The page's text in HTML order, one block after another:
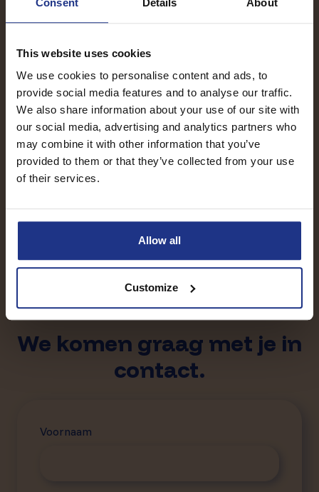
This website uses cookies
We use cookies to personalise content and ads, to
provide social media features and to analyse our traffic.
We also share information about your use of our site with
our social media, advertising and analytics partners who
may combine it with other information that you’ve
provided to them or that they’ve collected from your use
of their services.
Allow all
Customize
dan beslissen of je voorgedragen wilt worden.
gaan we aan de slag om alle details te regelen. Jij kunt
je concentreren op je werk, terwijl wij de
administratie en contracten voor je afhandelen.
Ondersteuning:Gedurende de hele opdracht staan
we voor je klaar. Heb je vragen, behoefte aan advies
of loop je tegen uitdagingen aan? We zijn er om je te
ondersteunen.
via 06-23919100 of nelke@hrdirect.nl.
We komen graag met je in
contact.
Voornaam